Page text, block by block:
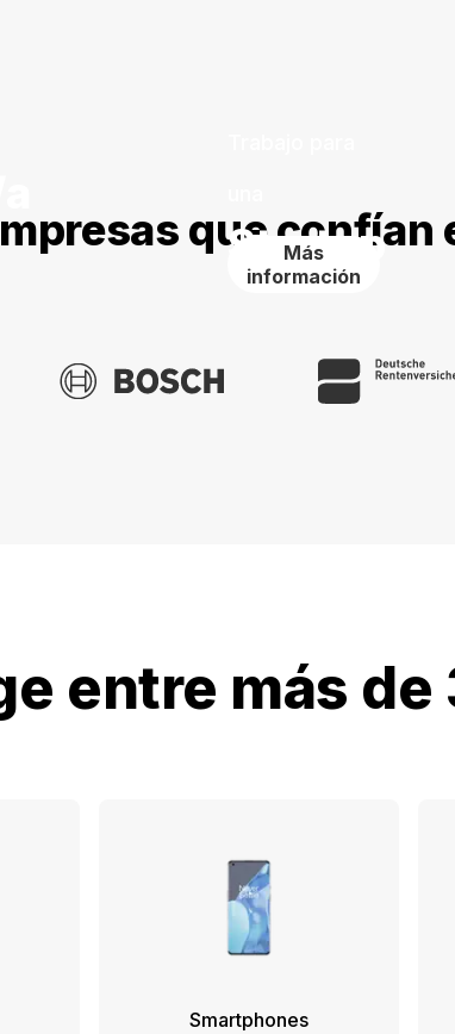
Startup
Más
información
que confían
entre más
Smartphones